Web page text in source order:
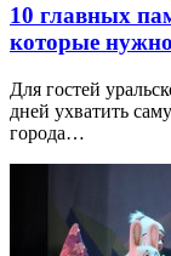
10 главных
которые
Для гостей
дней ухватить
города…